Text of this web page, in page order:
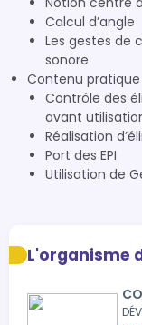
Calcul d’angle
Les gestes de
sonore
Contenu pratique
Contrôle des
avant
Réalisation
Port des EPI
Utilisation de
L'organisme